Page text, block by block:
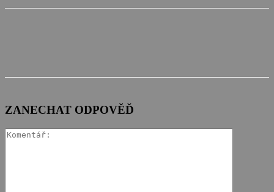
ZANECHAT ODPOVĚĎ